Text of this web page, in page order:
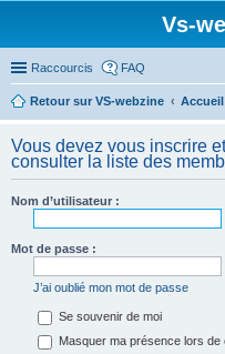
Vs-
Raccourcis FAQ
Retour sur VS-webzine
Vous devez vous inscrire
consulter la liste des
Nom d’utilisateur :
Mot de passe :
J’ai oublié mon mot de passe
Se souvenir de moi
Masquer ma présence lors de